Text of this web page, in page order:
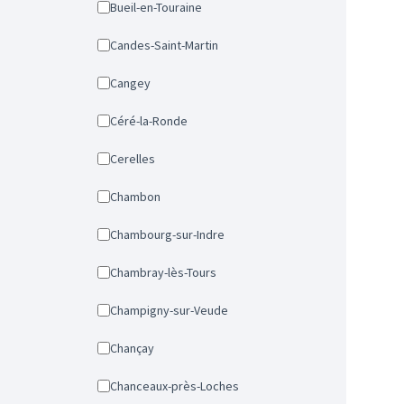
Bueil-en-Touraine
Candes-Saint-Martin
Cangey
Céré-la-Ronde
Cerelles
Chambon
Chambourg-sur-Indre
Chambray-lès-Tours
Champigny-sur-Veude
Chançay
Chanceaux-près-Loches